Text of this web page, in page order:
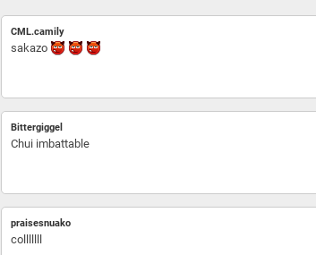
CML.camily
sakazo
Bittergiggel
Chui imbattable
praisesnuako
colllllll